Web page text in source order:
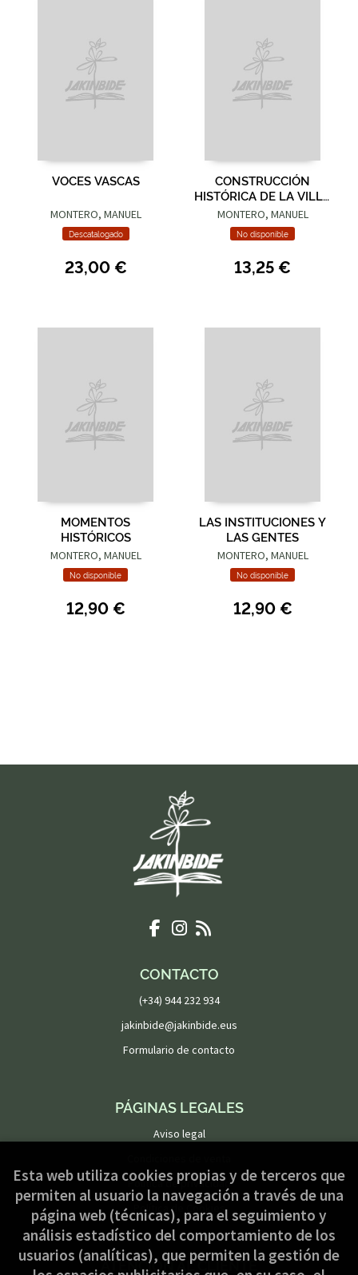
VOCES VASCAS
MONTERO, MANUEL
Descatalogado
23,00 €
CONSTRUCCIÓN
HISTÓRICA DE LA VILLA
DE BILBAO
MONTERO, MANUEL
No disponible
13,25 €
MOMENTOS
HISTÓRICOS
MONTERO, MANUEL
No disponible
12,90 €
LAS INSTITUCIONES Y
LAS GENTES
MONTERO, MANUEL
No disponible
12,90 €
CONTACTO
(+34) 944 232 934
jakinbide@jakinbide.eus
Formulario de contacto
PÁGINAS LEGALES
Aviso legal
Política de privacidad
Política de Cookies
ATENCIÓN AL CLIENTE
Esta web utiliza cookies propias y de terceros que
permiten al usuario la navegación a través de una
página web (técnicas), para el seguimiento y
análisis estadístico del comportamiento de los
usuarios (analíticas), que permiten la gestión de